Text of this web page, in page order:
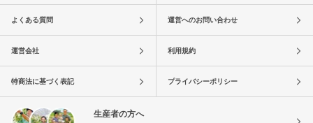
よくある質問 運営へのお問い合わせ
運営会社 利用規約
特商法に基づく表記 プライバシーポリシー
生産者の方へ